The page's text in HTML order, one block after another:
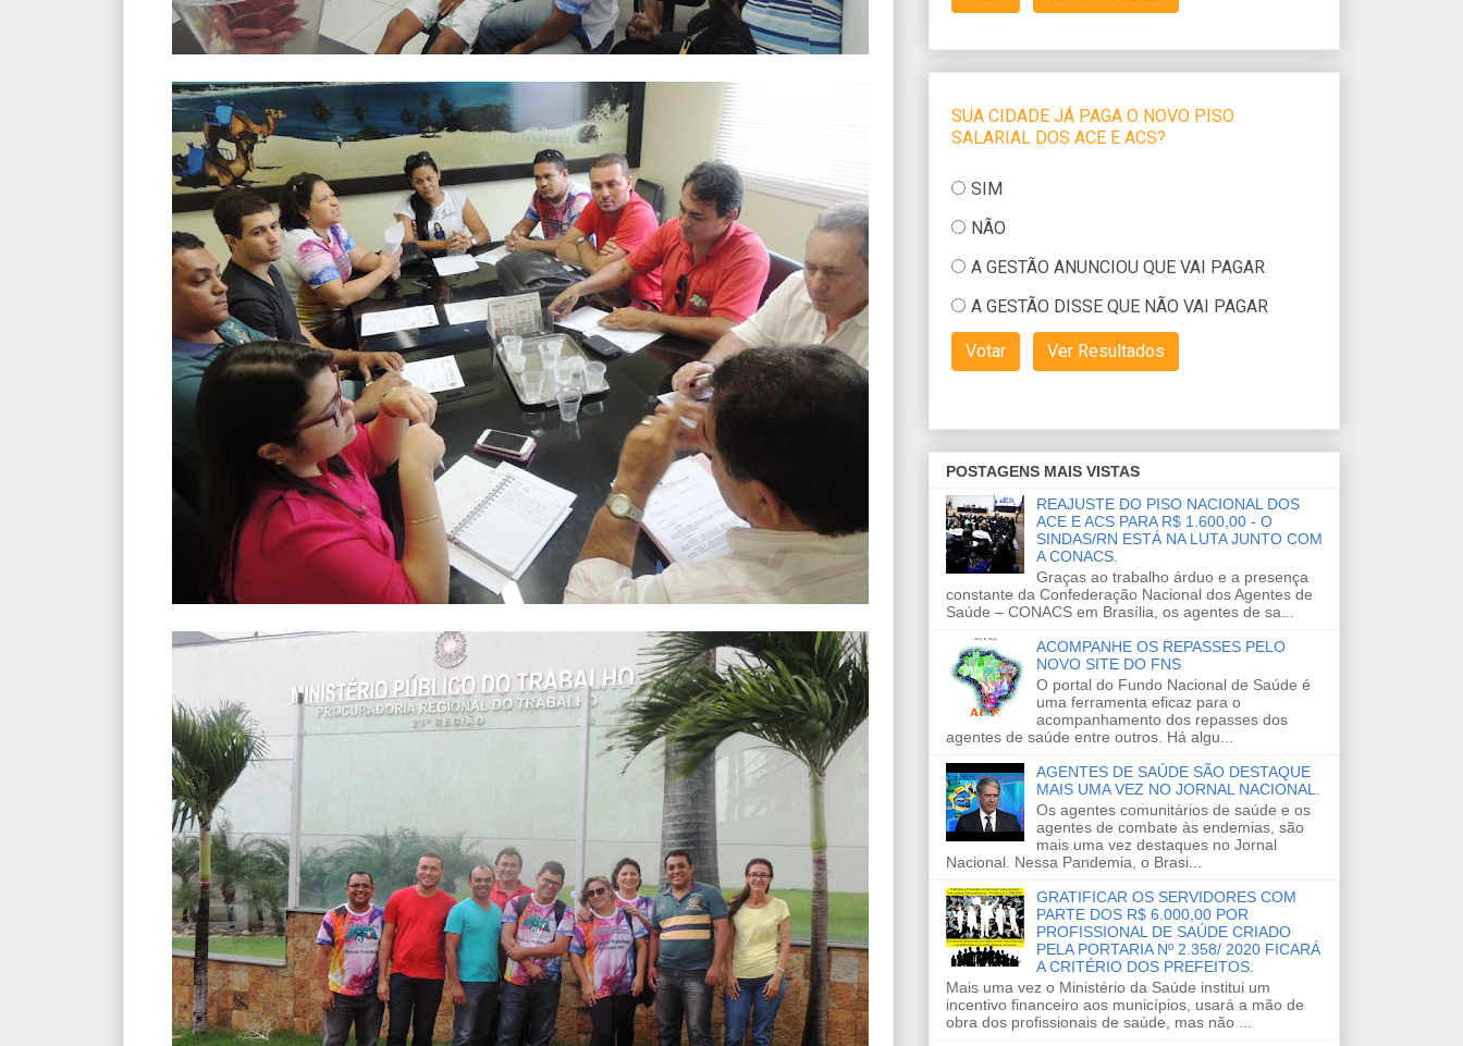
POSTAGENS MAIS VISTAS
REAJUSTE DO PISO NACIONAL DOS
ACE E ACS PARA R$ 1.600,00 - O
SINDAS/RN ESTÁ NA LUTA JUNTO COM
A CONACS.
Graças ao trabalho árduo e a presença
constante da Confederação Nacional dos Agentes de
Saúde – CONACS em Brasília, os agentes de sa...
ACOMPANHE OS REPASSES PELO
NOVO SITE DO FNS
O portal do Fundo Nacional de Saúde é
uma ferramenta eficaz para o
acompanhamento dos repasses dos
agentes de saúde entre outros. Há algu...
AGENTES DE SAÚDE SÃO DESTAQUE
MAIS UMA VEZ NO JORNAL NACIONAL.
Os agentes comunitários de saúde e os
agentes de combate às endemias, são
mais uma vez destaques no Jornal
Nacional. Nessa Pandemia, o Brasi...
GRATIFICAR OS SERVIDORES COM
PARTE DOS R$ 6.000,00 POR
PROFISSIONAL DE SAÚDE CRIADO
PELA PORTARIA Nº 2.358/ 2020 FICARÁ
A CRITÉRIO DOS PREFEITOS.
Mais uma vez o Ministério da Saúde institui um
incentivo financeiro aos municípios, usará a mão de
obra dos profissionais de saúde, mas não ...